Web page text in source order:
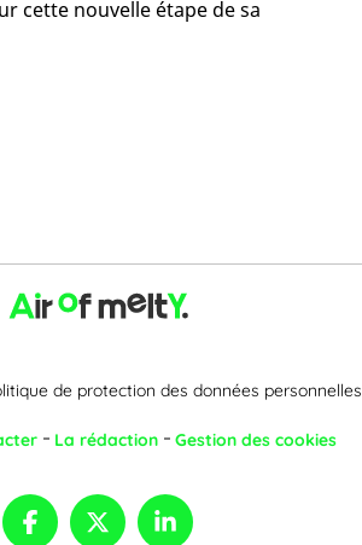
cette nouvelle étape de sa
de protection des données personnelles
La rédaction Gestion des cookies